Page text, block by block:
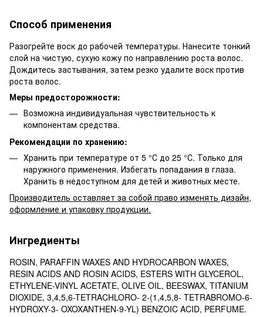
Способ применения
Разогрейте воск до рабочей температуры. Нанесите тонкий
слой на чистую, сухую кожу по направлению роста волос.
Дождитесь застывания, затем резко удалите воск против
роста волос.
Меры предосторожности:
Возможна индивидуальная чувствительность к
компонентам средства.
Рекомендации по хранению:
Хранить при температуре от 5 °С до 25 °С. Только для
наружного применения. Избегать попадания в глаза.
Хранить в недоступном для детей и животных месте.
Производитель оставляет за собой право изменять дизайн,
оформление и упаковку продукции.
Ингредиенты
ROSIN, PARAFFIN WAXES AND HYDROCARBON WAXES,
RESIN ACIDS AND ROSIN ACIDS, ESTERS WITH GLYCEROL,
ETHYLENE-VINYL ACETATE, OLIVE OIL, BEESWAX, TITANIUM
DIOXIDE, 3,4,5,6-TETRACHLORO- 2-(1,4,5,8- TETRABROMO-6-
HYDROXY-3- OXOXANTHEN-9-YL) BENZOIC ACID, PERFUME.